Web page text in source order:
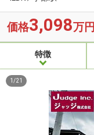
価格3,098万円
特徴
1 /21